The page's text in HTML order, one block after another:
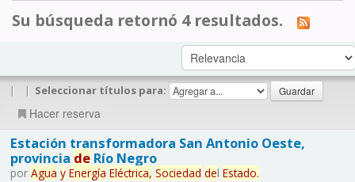
Su búsqueda retornó 4 resultados.
| | Seleccionar títulos para:
Hacer reserva
Estación transformadora San Antonio Oeste,
provincia deRío Negro
por Agua y Energía Eléctrica, Sociedad del Estado.